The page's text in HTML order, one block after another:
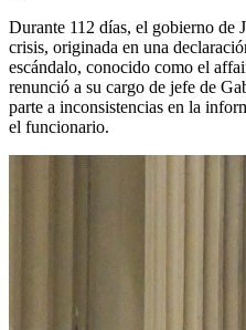
Durante 112 días, el gobierno de
crisis, originada en una
escándalo, conocido como el
renunció a su cargo de jefe de
parte a inconsistencias en la
el funcionario.